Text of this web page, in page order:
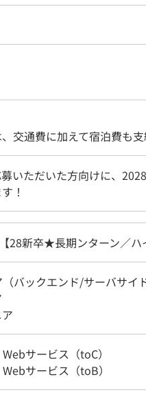
交通費に加えて宿泊費も
いただいた方向けに、
！
28新卒★長期ンターン／ハ
バックエンド/サーバサイド
サービス（toC）
サービス（toB）